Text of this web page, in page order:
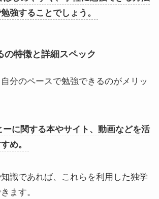
強することでしょう。
の特徴と詳細スペック
分のペースで勉強できるのがメリッ
ーに関する本やサイト、動画などを活
め。
識であれば、これらを利用した独学
ます。